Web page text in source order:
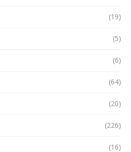
(19)
(5)
(6)
(64)
(20)
(226)
(16)